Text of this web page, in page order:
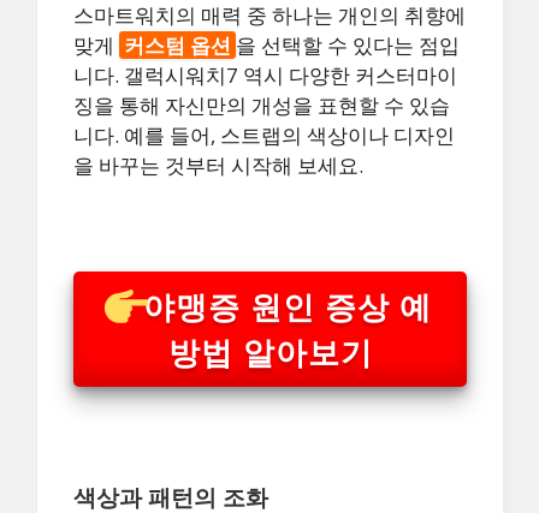
스마트워치의 매력 중 하나는 개인의 취향에
맞게 커스텀 옵션 을 선택할 수 있다는 점입
니다. 갤럭시워치7 역시 다양한 커스터마이
징을 통해 자신만의 개성을 표현할 수 있습
니다. 예를 들어, 스트랩의 색상이나 디자인
을 바꾸는 것부터 시작해 보세요.
야맹증 원인 증상 예
방법 알아보기
색상과 패턴의 조화